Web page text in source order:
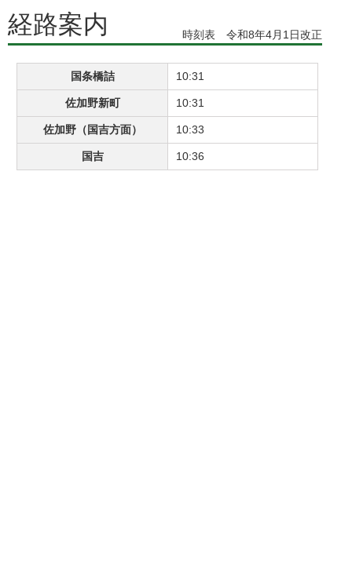
経路案内 時刻表 令和8年4月1日改正
国条橋詰 10:31
佐加野新町 10:31
佐加野（国吉方面） 10:33
国吉 10:36